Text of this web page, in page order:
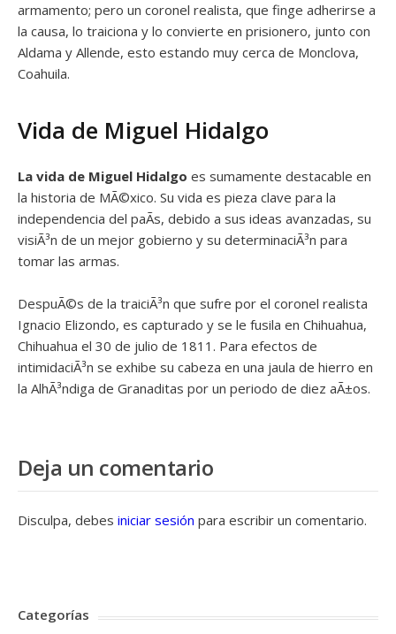
armamento; pero un coronel realista, que finge adherirse a
la causa, lo traiciona y lo convierte en prisionero, junto con
Aldama y Allende, esto estando muy cerca de Monclova,
Coahuila.
Vida de Miguel Hidalgo
La vida de Miguel Hidalgo es sumamente destacable en
la historia de MÃ©xico. Su vida es pieza clave para la
independencia del paÃ­s, debido a sus ideas avanzadas, su
visiÃ³n de un mejor gobierno y su determinaciÃ³n para
tomar las armas.
DespuÃ©s de la traiciÃ³n que sufre por el coronel realista
Ignacio Elizondo, es capturado y se le fusila en Chihuahua,
Chihuahua el 30 de julio de 1811. Para efectos de
intimidaciÃ³n se exhibe su cabeza en una jaula de hierro en
la AlhÃ³ndiga de Granaditas por un periodo de diez aÃ±os.
Deja un comentario
Disculpa, debes iniciar sesión para escribir un comentario.
Categorías